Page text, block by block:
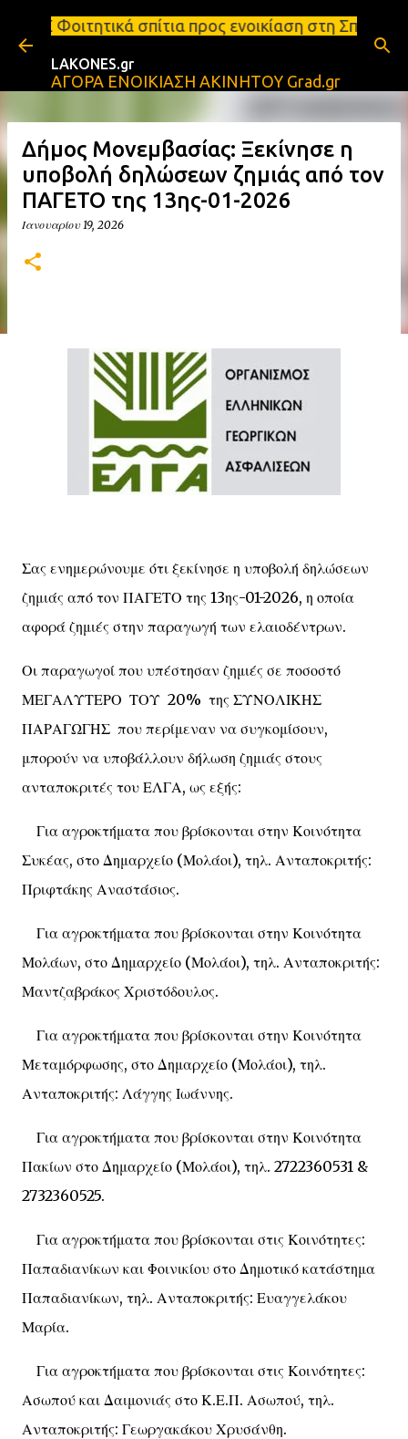
Μετάβαση στο κύριο περιεχόμενο
προς ενοικίαση στη Σπάρτη Ενοικιάσεις
LAKONES.gr
ΑΓΟΡΑ ΕΝΟΙΚΙΑΣΗ ΑΚΙΝΗΤΟΥ Grad.gr
Δήμος Μονεμβασίας: Ξεκίνησε η
υποβολή δηλώσεων ζημιάς από τον
ΠΑΓΕΤΟ της 13ης-01-2026
Ιανουαρίου 19, 2026
Σας ενημερώνουμε ότι ξεκίνησε η υποβολή δηλώσεων
ζημιάς από τον ΠΑΓΕΤΟ της 13ης-01-2026, η οποία
αφορά ζημιές στην παραγωγή των ελαιοδέντρων.
Οι παραγωγοί που υπέστησαν ζημιές σε ποσοστό
ΜΕΓΑΛΥΤΕΡΟ ΤΟΥ 20% της ΣΥΝΟΛΙΚΗΣ
ΠΑΡΑΓΩΓΗΣ που περίμεναν να συγκομίσουν,
μπορούν να υποβάλλουν δήλωση ζημιάς στους
ανταποκριτές του ΕΛΓΑ, ως εξής:
Για αγροκτήματα που βρίσκονται στην Κοινότητα
Συκέας, στο Δημαρχείο (Μολάοι), τηλ. Ανταποκριτής:
Πριφτάκης Αναστάσιος.
Για αγροκτήματα που βρίσκονται στην Κοινότητα
Μολάων, στο Δημαρχείο (Μολάοι), τηλ. Ανταποκριτής:
Μαντζαβράκος Χριστόδουλος.
Για αγροκτήματα που βρίσκονται στην Κοινότητα
Μεταμόρφωσης, στο Δημαρχείο (Μολάοι), τηλ.
Ανταποκριτής: Λάγγης Ιωάννης.
Για αγροκτήματα που βρίσκονται στην Κοινότητα
Πακίων στο Δημαρχείο (Μολάοι), τηλ. 2722360531 &
2732360525.
Για αγροκτήματα που βρίσκονται στις Κοινότητες:
Παπαδιανίκων και Φοινικίου στο Δημοτικό κατάστημα
Παπαδιανίκων, τηλ. Ανταποκριτής: Ευαγγελάκου
Μαρία.
Για αγροκτήματα που βρίσκονται στις Κοινότητες:
Ασωπού και Δαιμονιάς στο Κ.Ε.Π. Ασωπού, τηλ.
Ανταποκριτής: Γεωργακάκου Χρυσάνθη.